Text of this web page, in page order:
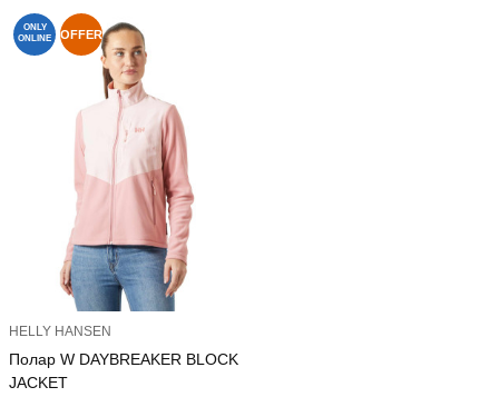
ONLY
ONLINE
OFFER
HELLY HANSEN
Полар W DAYBREAKER BLOCK
JACKET